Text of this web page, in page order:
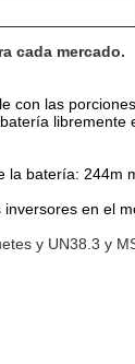
cada mercado.
las
libremente
batería: 244m
en el
y UN38.3 y